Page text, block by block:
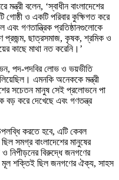
বলেন, ‘স্বাধীন বাংলাদেশের
গোষ্ঠী ও একটি পরিবার কুক্ষিগত করে
এবং গণতান্ত্রিক প্রতিষ্ঠানগুলোকে
প্রজন্ম, ছাত্রসমাজ, কৃষক, শ্রমিক ও
কাছে মাথা নত করেনি।’
পদ-পদবির লোভ ও ভয়ভীতি
এমনকি অনেককে মন্ত্রী
সচেতন মানুষ সেই প্রলোভনে পা
বড় করে দেখেছে এবং গণতন্ত্র
করতে হবে, এটি কেবল
সমগ্র বাংলাদেশের মানুষের
ও নিপীড়নের বিরুদ্ধে জনগণের
মূল শক্তিই ছিল জনগণের ঐক্য, সাহস